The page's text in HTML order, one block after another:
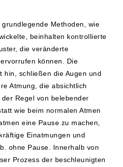
Methoden, wie
beinhalten kontrollierte
die veränderte
können. Die
hin, schließen die Augen und
Atmung, die absichtlich
Regel von belebender
wie beim normalen Atmen
eine Pause zu machen,
Einatmungen und
ohne Pause. Innerhalb von
Prozess der beschleunigten